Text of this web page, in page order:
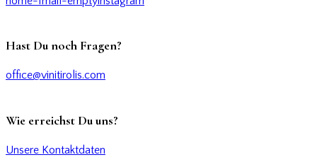
Hast Du noch Fragen?
office@vinitirolis.com
Wie erreichst Du uns?
Unsere Kontaktdaten